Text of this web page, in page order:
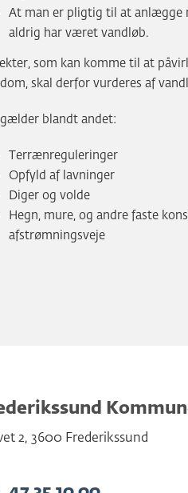
At man er pligtig til at anlægge
aldrig har været vandløb.
som kan komme til at
skal derfor vurderes af
blandt andet:
Terrænreguleringer
Opfyld af lavninger
Diger og volde
Hegn, mure, og andre faste
afstrømningsveje
2, 3600 Frederikssund